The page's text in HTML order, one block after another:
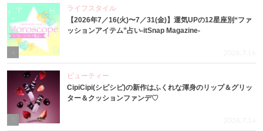
4
ライフスタイル
【2026年7／16(火)〜7／31(金)】運気UPの12星座別“ファ
ッションアイテム”占い-itSnap Magazine-
2026.7.16
ビューティー
CipiCipi(シピシピ)の新作はふくれな渾身のリップ＆グリッ
ター＆クッションファンデ♡
2026.7.14